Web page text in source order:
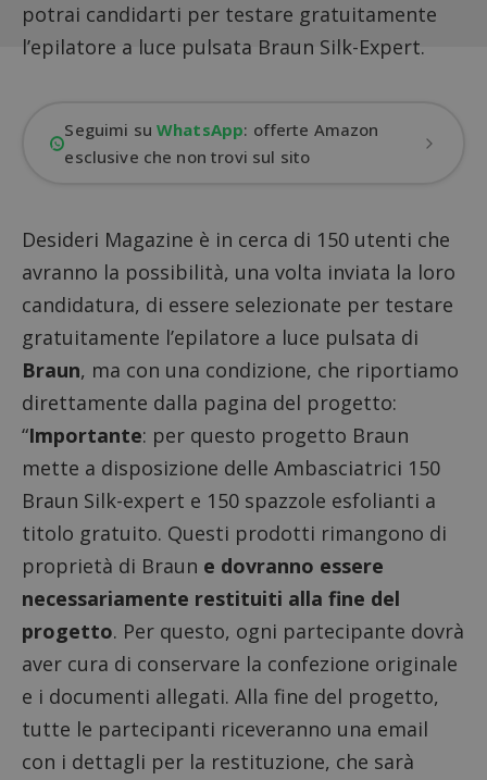
potrai candidarti per testare gratuitamente
l’epilatore a luce pulsata Braun Silk-Expert.
Seguimi suWhatsApp: offerte Amazon
esclusive che non trovi sul sito
Desideri Magazine è in cerca di 150 utenti che
avranno la possibilità, una volta inviata la loro
candidatura, di essere selezionate per testare
gratuitamente l’epilatore a luce pulsata di
Braun, ma con una condizione, che riportiamo
direttamente dalla pagina del progetto:
“Importante: per questo progetto Braun
mette a disposizione delle Ambasciatrici 150
Braun Silk-expert e 150 spazzole esfolianti a
titolo gratuito. Questi prodotti rimangono di
proprietà di Braun e dovranno essere
necessariamente restituiti alla fine del
progetto. Per questo, ogni partecipante dovrà
aver cura di conservare la confezione originale
e i documenti allegati. Alla fine del progetto,
tutte le partecipanti riceveranno una email
con i dettagli per la restituzione, che sarà